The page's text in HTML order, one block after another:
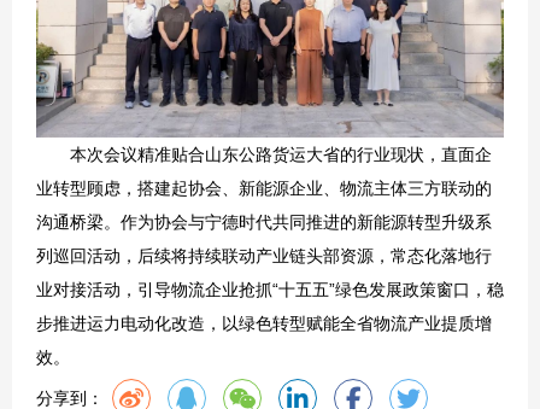
本次会议精准贴合山东公路货运大省的行业现状，直面企
业转型顾虑，搭建起协会、新能源企业、物流主体三方联动的
沟通桥梁。作为协会与宁德时代共同推进的新能源转型升级系
列巡回活动，后续将持续联动产业链头部资源，常态化落地行
业对接活动，引导物流企业抢抓“十五五”绿色发展政策窗口，稳
步推进运力电动化改造，以绿色转型赋能全省物流产业提质增
效。
分享到：